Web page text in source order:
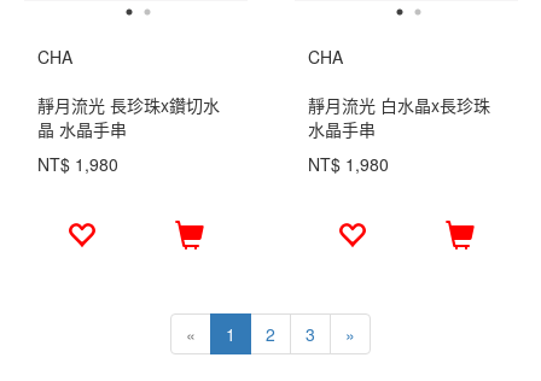
CHA
靜月流光 長珍珠x鑽切水
晶 水晶手串
NT$ 1,980
CHA
靜月流光 白水晶x長珍珠
水晶手串
NT$ 1,980
« 1 2 3 »